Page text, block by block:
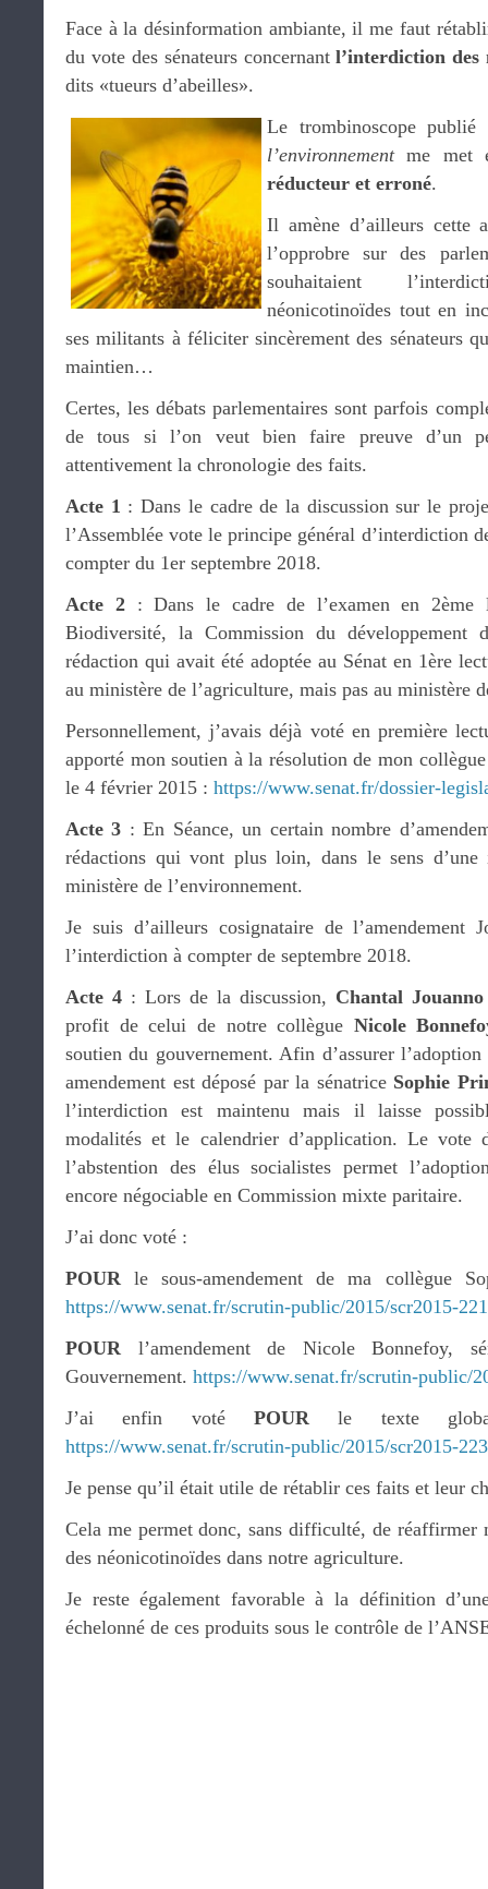
Face à la désinformation ambiante, il me faut
du vote des sénateurs concernantl’interdiction des
dits «tueurs d’abeilles».
Le trombinoscope
l’environnementme met
réducteur et erroné.
Il amène d’ailleurs cette
l’opprobre sur des
souhaitaient
néonicotinoïdes tout en
ses militants à féliciter sincèrement des sénateurs
maintien…
Certes, les débats parlementaires sont parfois
de tous si l’on veut bien faire preuve d’un
attentivement la chronologie des faits.
Acte 1 : Dans le cadre de la discussion sur le
l’Assemblée vote le principe général d’interdiction
compter du 1er septembre 2018.
Acte 2: Dans le cadre de l’examen en
Biodiversité, la Commission du développement
rédaction qui avait été adoptée au Sénat en 1ère
au ministère de l’agriculture, mais pas au ministère
Personnellement, j’avais déjà voté en première
apporté mon soutien à la résolution de mon
le 4 février 2015 : https://www.senat.fr/dossier-
Acte 3 : En Séance, un certain nombre
rédactions qui vont plus loin, dans le sens
ministère de l’environnement.
Je suis d’ailleurs cosignataire de l’amendement
l’interdiction à compter de septembre 2018.
Acte 4 : Lors de la discussion, Chantal Jouanno
profit de celui de notre collègue Nicole
soutien du gouvernement. Afin d’assurer
amendement est déposé par la sénatrice Sophie
l’interdiction est maintenu mais il laisse
modalités et le calendrier d’application. Le vote
l’abstention des élus socialistes permet
encore négociable en Commission mixte paritaire.
J’ai donc voté :
POUR le sous-amendement de ma collègue
https://www.senat.fr/scrutin-public/2015/scr2015-
POUR l’amendement de Nicole Bonnefoy,
Gouvernement. https://www.senat.fr/scrutin-public/
J’ai enfin voté POUR le texte
https://www.senat.fr/scrutin-public/2015/scr2015-
Je pense qu’il était utile de rétablir ces faits et leur
Cela me permet donc, sans difficulté, de réaffirmer
des néonicotinoïdes dans notre agriculture.
Je reste également favorable à la définition
échelonné de ces produits sous le contrôle de